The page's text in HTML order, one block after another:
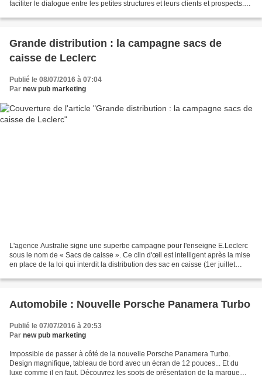
faciliter le dialogue entre les petites structures et leurs clients et prospects.
Grande distribution : la campagne sacs de
caisse de Leclerc
Publié le 08/07/2016 à 07:04
Par new pub marketing
L'agence Australie signe une superbe campagne pour l'enseigne E.Leclerc
sous le nom de « Sacs de caisse ». Ce clin d'œil est intelligent après la mise
en place de la loi qui interdit la distribution des sac en caisse (1er juillet
Automobile : Nouvelle Porsche Panamera Turbo​
Publié le 07/07/2016 à 20:53
Par new pub marketing
Impossible de passer à côté de la nouvelle Porsche Panamera Turbo​.
Design magnifique, tableau de bord avec un écran de 12 pouces... Et du
luxe comme il en faut. Découvrez les spots de présentation de la marque